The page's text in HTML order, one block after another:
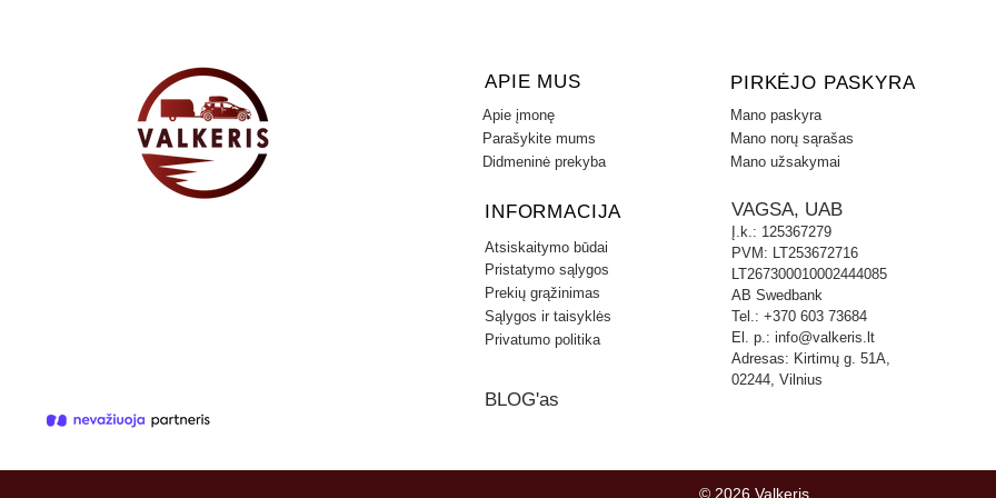
ANTGALIU.
Nuimamo kablio su rankena kaina
Universali elektros instaliacija 7
PREKĖS SAVYBĖS
Vertikali apkrova kg 100
Bamperio nuėmimas TAIP
Bamperio pjovimas TAIP
Pjovimas vizualiai nematomas
APIE MUS
Apie įmonę
Parašykite mums
Didmeninė prekyba
INFORMACIJA
Atsiskaitymo būdai
Pristatymo sąlygos
Prekių grąžinimas
Sąlygos ir taisyklės
Privatumo politika
BLOG'as
PIRKĖJO PASKYRA
Mano paskyra
Mano norų sąrašas
Mano užsakymai
VAGSA, UAB
Į.k.: 125367279
PVM: LT253672716
LT267300010002444085
AB Swedbank
Tel.: +370 603 73684
El. p.: info@valkeris.lt
Adresas: Kirtimų g. 51A,
02244, Vilnius
© 2026 Valkeris